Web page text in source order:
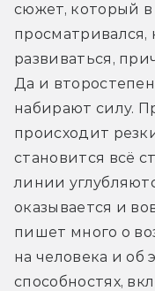
сюжет, который в
просматривался,
развиваться,
Да и
набирают силу.
происходит
становится всё
линии
оказывается и
пишет много о
на человека и об
способностях,